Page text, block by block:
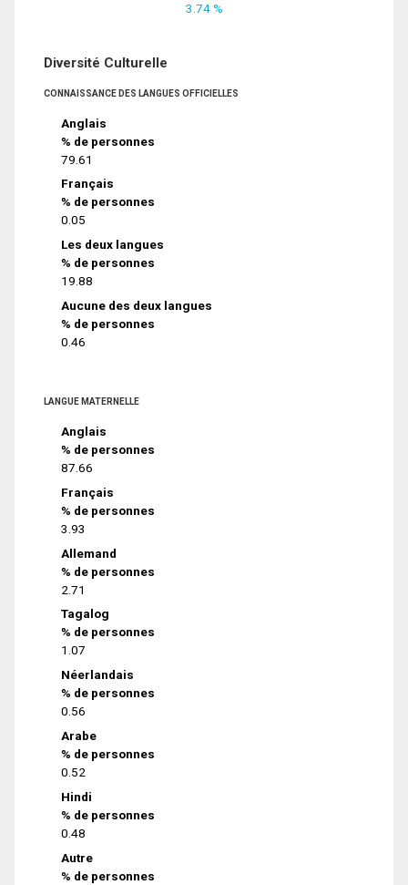
3.74 %
Diversité Culturelle
CONNAISSANCE DES LANGUES OFFICIELLES
Anglais
% de personnes
79.61
Français
% de personnes
0.05
Les deux langues
% de personnes
19.88
Aucune des deux langues
% de personnes
0.46
LANGUE MATERNELLE
Anglais
% de personnes
87.66
Français
% de personnes
3.93
Allemand
% de personnes
2.71
Tagalog
% de personnes
1.07
Néerlandais
% de personnes
0.56
Arabe
% de personnes
0.52
Hindi
% de personnes
0.48
Autre
% de personnes